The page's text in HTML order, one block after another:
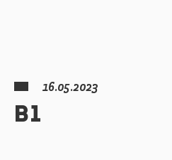
16.05.2023
B1